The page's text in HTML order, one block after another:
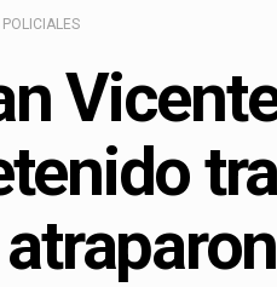
POLICIALES